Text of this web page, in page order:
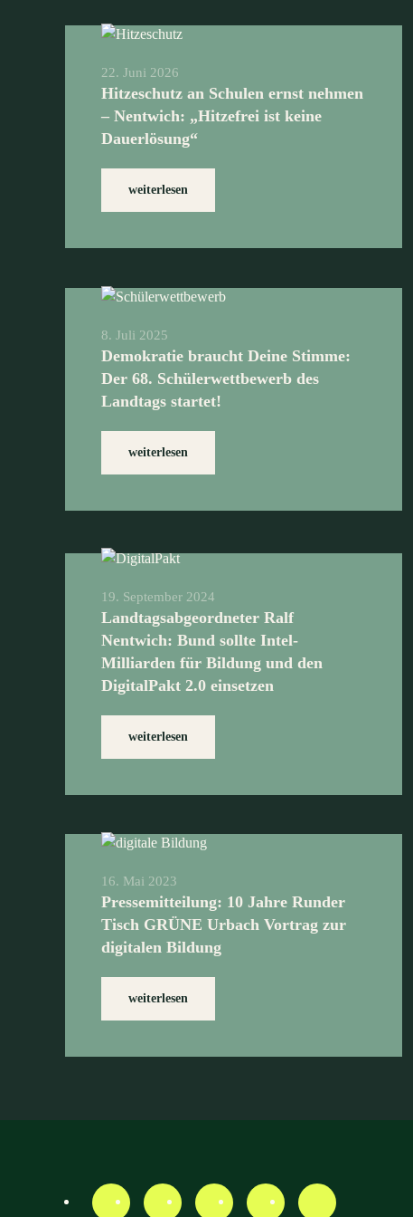
22. Juni 2026
Hitzeschutz an Schulen ernst nehmen
– Nentwich: „Hitzefrei ist keine
Dauerlösung“
weiterlesen
8. Juli 2025
Demokratie braucht Deine Stimme:
Der 68. Schülerwettbewerb des
Landtags startet!
weiterlesen
19. September 2024
Landtagsabgeordneter Ralf
Nentwich: Bund sollte Intel-
Milliarden für Bildung und den
DigitalPakt 2.0 einsetzen
weiterlesen
16. Mai 2023
Pressemitteilung: 10 Jahre Runder
Tisch GRÜNE Urbach Vortrag zur
digitalen Bildung
weiterlesen